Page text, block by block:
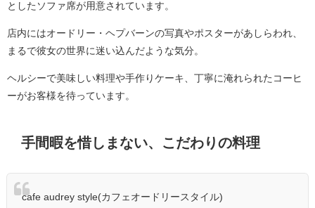
としたソファ席が用意されています。
店内にはオードリー・ヘプバーンの写真やポスターがあしらわれ、
まるで彼女の世界に迷い込んだような気分。
ヘルシーで美味しい料理や手作りケーキ、丁寧に淹れられたコーヒ
ーがお客様を待っています。
手間暇を惜しまない、こだわりの料理
cafe audrey style(カフェオードリースタイル)